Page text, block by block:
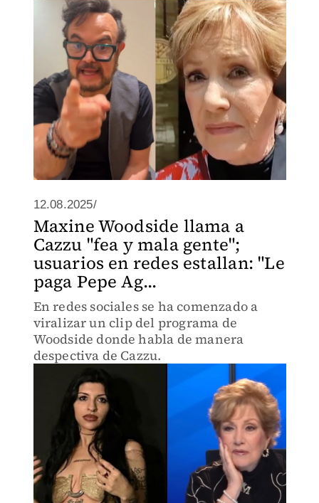
12.08.2025/
Maxine Woodside llama a
Cazzu "fea y mala gente";
usuarios en redes estallan: "Le
paga Pepe Ag...
En redes sociales se ha comenzado a
viralizar un clip del programa de
Woodside donde habla de manera
despectiva de Cazzu.